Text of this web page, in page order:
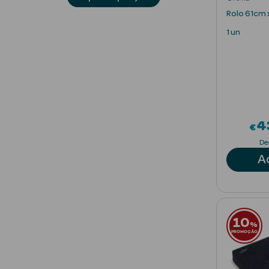
Rolo 61cm
1 un
€
10%
PROMOÇÃO